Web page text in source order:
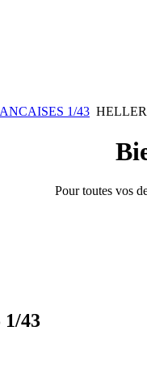
1/43 HELLER
Pour toutes vos
43